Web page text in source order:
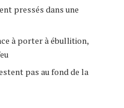
pressés dans une
à porter à ébullition,
pas au fond de la